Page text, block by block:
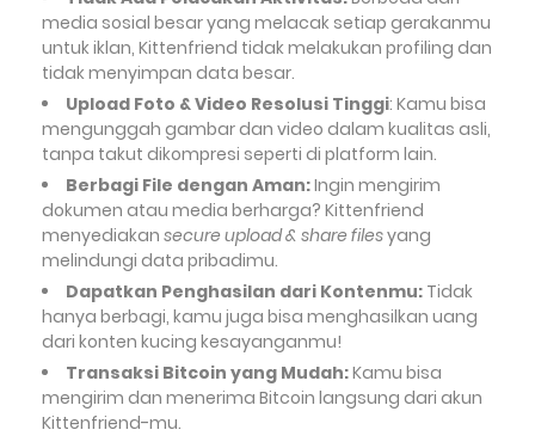
media sosial besar yang melacak setiap gerakanmu
untuk iklan, Kittenfriend tidak melakukan profiling dan
tidak menyimpan data besar.
Upload Foto & Video Resolusi Tinggi: Kamu bisa
mengunggah gambar dan video dalam kualitas asli,
tanpa takut dikompresi seperti di platform lain.
Berbagi File dengan Aman:Ingin mengirim
dokumen atau media berharga? Kittenfriend
menyediakan secure upload & share filesyang
melindungi data pribadimu.
Dapatkan Penghasilan dari Kontenmu: Tidak
hanya berbagi, kamu juga bisa menghasilkan uang
dari konten kucing kesayanganmu!
Transaksi Bitcoin yang Mudah:Kamu bisa
mengirim dan menerima Bitcoin langsung dari akun
Kittenfriend-mu.